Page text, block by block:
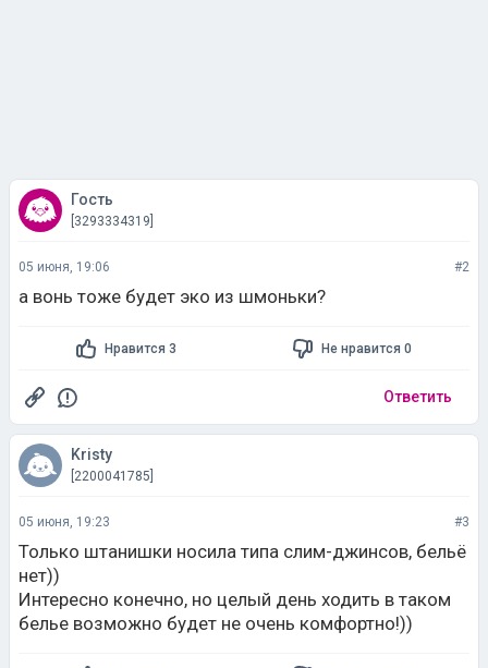
Гость
[3293334319]
05 июня, 19:06 #2
а вонь тоже будет эко из шмоньки?
Нравится 3 Не нравится 0
Ответить
Kristy
[2200041785]
05 июня, 19:23 #3
Только штанишки носила типа слим-джинсов, бельё
нет))
Интересно конечно, но целый день ходить в таком
белье возможно будет не очень комфортно!))